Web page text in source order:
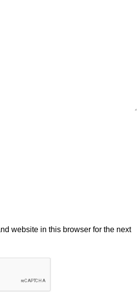
website in this browser for the next